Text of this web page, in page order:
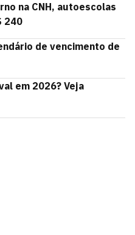
na CNH, autoescolas
240
de vencimento de
em 2026? Veja